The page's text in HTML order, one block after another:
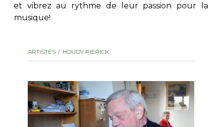
et vibrez au rythme de leur passion pour la
musique!
ARTISTES HOUDY PIERICK